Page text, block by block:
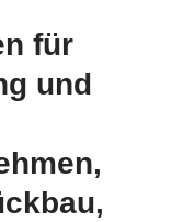
für
und